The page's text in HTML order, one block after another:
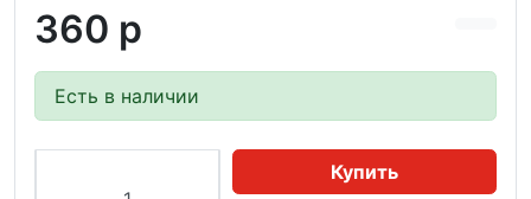
360 р
Есть в наличии
Купить